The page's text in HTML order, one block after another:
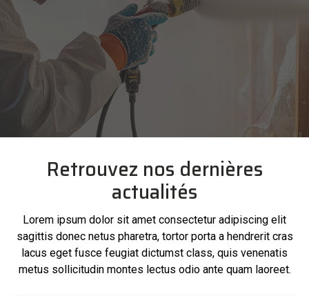
Retrouvez nos dernières
actualités
Lorem ipsum dolor sit amet consectetur adipiscing elit
sagittis donec netus pharetra, tortor porta a hendrerit cras
lacus eget fusce feugiat dictumst class, quis venenatis
metus sollicitudin montes lectus odio ante quam laoreet.